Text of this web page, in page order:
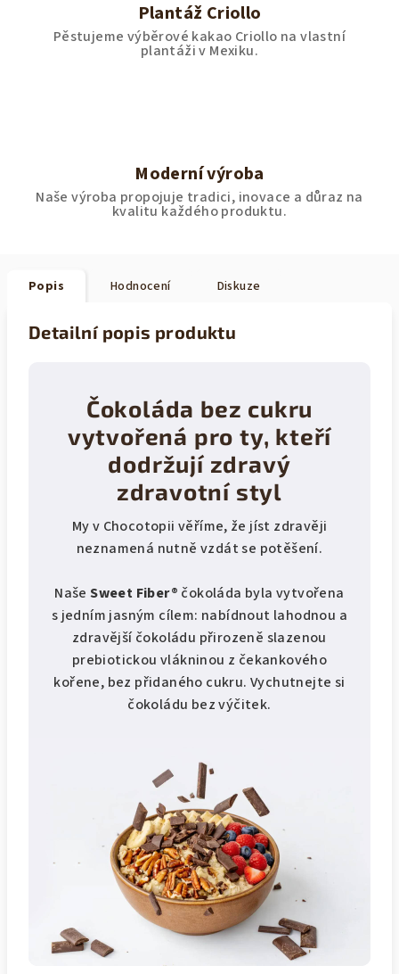
Plantáž Criollo
Pěstujeme výběrové kakao Criollo na vlastní
plantáži v Mexiku.
Moderní výroba
Naše výroba propojuje tradici, inovace a důraz na
kvalitu každého produktu.
Popis Hodnocení Diskuze
Detailní popis produktu
Čokoláda bez cukru
vytvořená pro ty, kteří
dodržují zdravý
zdravotní styl
My v Chocotopii věříme, že jíst zdravěji
neznamená nutně vzdát se potěšení.
Naše Sweet Fiber® čokoláda byla vytvořena
s jedním jasným cílem: nabídnout lahodnou a
zdravější čokoládu přirozeně slazenou
prebiotickou vlákninou z čekankového
kořene, bez přidaného cukru. Vychutnejte si
čokoládu bez výčitek.